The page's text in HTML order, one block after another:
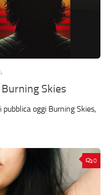
Burning Skies
oggi Burning Skies,
0